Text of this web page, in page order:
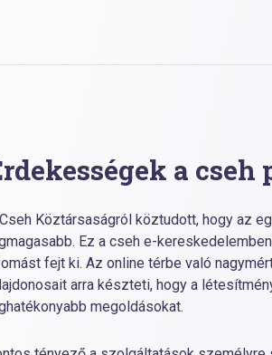
a cseh
Köztársaságról köztudott, hogy az
Ez a cseh e-
fejt ki. Az online térbe való
arra készteti, hogy a
megoldásokat.